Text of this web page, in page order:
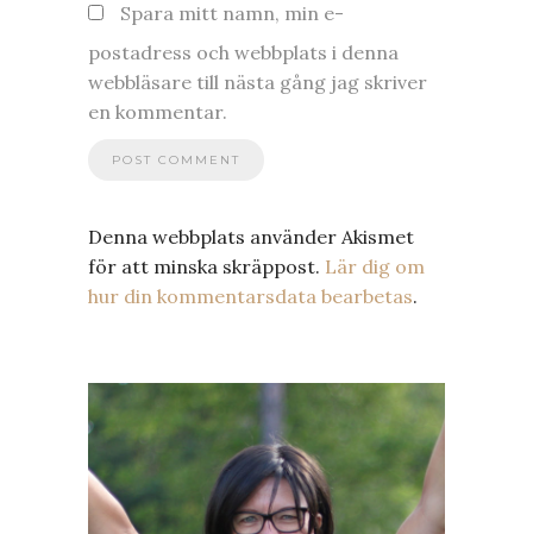
Spara mitt namn, min e-
postadress och webbplats i denna
webbläsare till nästa gång jag skriver
en kommentar.
Denna webbplats använder Akismet
för att minska skräppost. Lär dig om
hur din kommentarsdata bearbetas.